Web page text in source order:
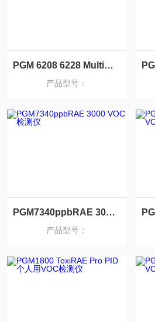
PGM 6208 6228 MultiRAE2有害气体检测仪
产品型号：
PGM7340ppbRAE 3000 VOC检测仪
产品型号：